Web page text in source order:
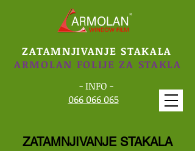
ZATAMNJIVANJE STAKALA
ARMOLAN FOLIJE ZA STAKLA
- INFO -
066 066 065
ZATAMNJIVANJE STAKALA